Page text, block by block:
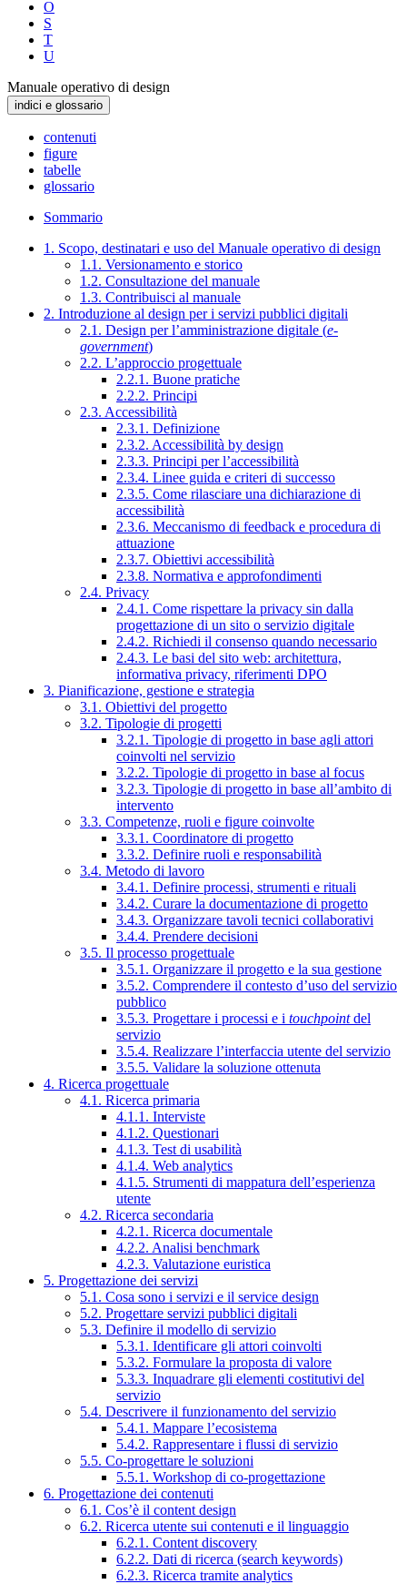
O
S
T
U
Manuale operativo di design
indici e glossario
contenuti
figure
tabelle
glossario
Sommario
1. Scopo, destinatari e uso del Manuale operativo di design
1.1. Versionamento e storico
1.2. Consultazione del manuale
1.3. Contribuisci al manuale
2. Introduzione al design per i servizi pubblici digitali
2.1. Design per l’amministrazione digitale (e-
government)
2.2. L’approccio progettuale
2.2.1. Buone pratiche
2.2.2. Principi
2.3. Accessibilità
2.3.1. Definizione
2.3.2. Accessibilità by design
2.3.3. Principi per l’accessibilità
2.3.4. Linee guida e criteri di successo
2.3.5. Come rilasciare una dichiarazione di
accessibilità
2.3.6. Meccanismo di feedback e procedura di
attuazione
2.3.7. Obiettivi accessibilità
2.3.8. Normativa e approfondimenti
2.4. Privacy
2.4.1. Come rispettare la privacy sin dalla
progettazione di un sito o servizio digitale
2.4.2. Richiedi il consenso quando necessario
2.4.3. Le basi del sito web: architettura,
informativa privacy, riferimenti DPO
3. Pianificazione, gestione e strategia
3.1. Obiettivi del progetto
3.2. Tipologie di progetti
3.2.1. Tipologie di progetto in base agli attori
coinvolti nel servizio
3.2.2. Tipologie di progetto in base al focus
3.2.3. Tipologie di progetto in base all’ambito di
intervento
3.3. Competenze, ruoli e figure coinvolte
3.3.1. Coordinatore di progetto
3.3.2. Definire ruoli e responsabilità
3.4. Metodo di lavoro
3.4.1. Definire processi, strumenti e rituali
3.4.2. Curare la documentazione di progetto
3.4.3. Organizzare tavoli tecnici collaborativi
3.4.4. Prendere decisioni
3.5. Il processo progettuale
3.5.1. Organizzare il progetto e la sua gestione
3.5.2. Comprendere il contesto d’uso del servizio
pubblico
3.5.3. Progettare i processi e i touchpointdel
servizio
3.5.4. Realizzare l’interfaccia utente del servizio
3.5.5. Validare la soluzione ottenuta
4. Ricerca progettuale
4.1. Ricerca primaria
4.1.1. Interviste
4.1.2. Questionari
4.1.3. Test di usabilità
4.1.4. Web analytics
4.1.5. Strumenti di mappatura dell’esperienza
utente
4.2. Ricerca secondaria
4.2.1. Ricerca documentale
4.2.2. Analisi benchmark
4.2.3. Valutazione euristica
5. Progettazione dei servizi
5.1. Cosa sono i servizi e il service design
5.2. Progettare servizi pubblici digitali
5.3. Definire il modello di servizio
5.3.1. Identificare gli attori coinvolti
5.3.2. Formulare la proposta di valore
5.3.3. Inquadrare gli elementi costitutivi del
servizio
5.4. Descrivere il funzionamento del servizio
5.4.1. Mappare l’ecosistema
5.4.2. Rappresentare i flussi di servizio
5.5. Co-progettare le soluzioni
5.5.1. Workshop di co-progettazione
6. Progettazione dei contenuti
6.1. Cos’è il content design
6.2. Ricerca utente sui contenuti e il linguaggio
6.2.1. Content discovery
6.2.2. Dati di ricerca (search keywords)
6.2.3. Ricerca tramite analytics